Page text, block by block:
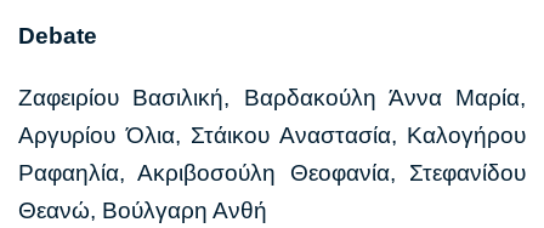
Debate
Ζαφειρίου Βασιλική, Βαρδακούλη Άννα Μαρία,
Αργυρίου Όλια, Στάικου Αναστασία, Καλογήρου
Ραφαηλία, Ακριβοσούλη Θεοφανία, Στεφανίδου
Θεανώ, Βούλγαρη Ανθή